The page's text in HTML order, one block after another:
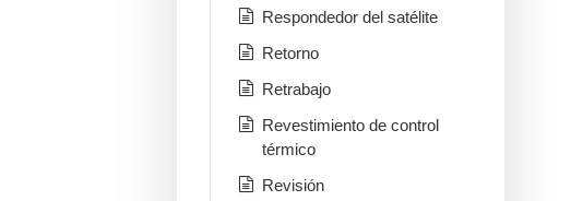
Respondedor del satélite
Retorno
Retrabajo
Revestimiento de control
térmico
Revisión